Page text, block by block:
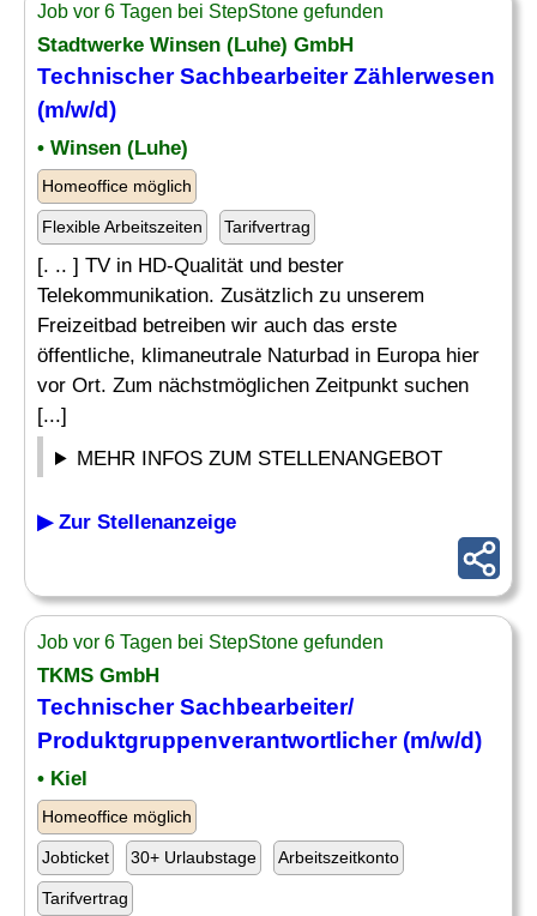
Job vor 6 Tagen bei StepStone gefunden
Stadtwerke Winsen (Luhe) GmbH
Technischer SachbearbeiterZählerwesen
(m/w/d)
• Winsen (Luhe)
Homeoffice möglich
Flexible Arbeitszeiten Tarifvertrag
[. .. ] TV in HD-Qualität und bester
Telekommunikation. Zusätzlich zu unserem
Freizeitbad betreiben wir auch das erste
öffentliche, klimaneutrale Naturbad in Europa hier
vor Ort. Zum nächstmöglichen Zeitpunkt suchen
[...]
MEHR INFOS ZUM STELLENANGEBOT
▶ Zur Stellenanzeige
Job vor 6 Tagen bei StepStone gefunden
TKMS GmbH
Technischer Sachbearbeiter/
Produktgruppenverantwortlicher (m/w/d)
• Kiel
Homeoffice möglich
Jobticket 30+ Urlaubstage Arbeitszeitkonto
Tarifvertrag